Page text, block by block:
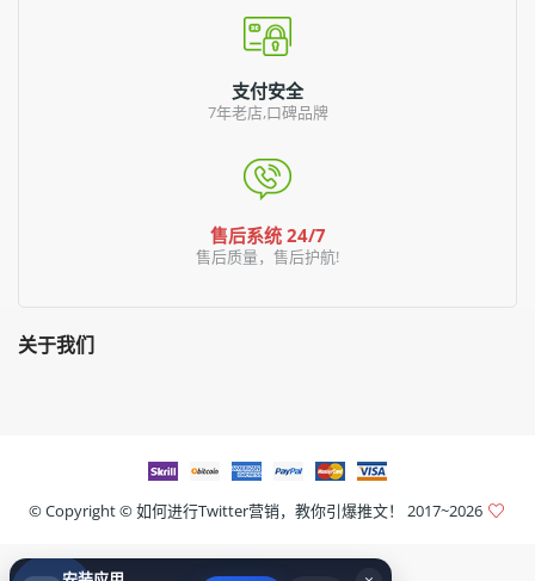
支付安全
7年老店,口碑品牌
售后系统 24/7
售后质量，售后护航!
关于我们
© Copyright ©如何进行Twitter营销，教你引爆推文！ 2017~2026